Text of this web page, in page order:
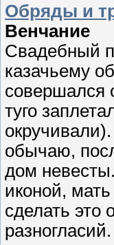
Обряды и
Венчание
Свадебный
казачьему
совершался
туго
обычаю,
дом
иконой,
сделать